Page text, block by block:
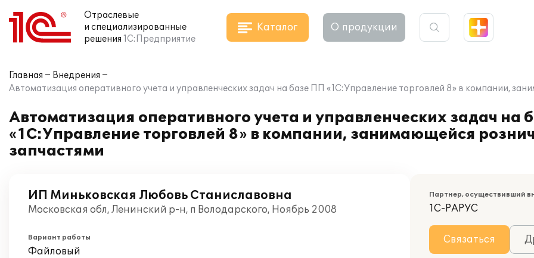
Отраслевые
и специализированные
решения 1С:Предприятие
Каталог О продукции
Главная
Внедрения
Автоматизация оперативного учета и управленческих задач на базе ПП «1С:Управление торговлей 8» в компании,
Автоматизация оперативного учета и управленческих задач на
«1С:Управление торговлей 8» в компании, занимающейся
запчастями
ИП Миньковская Любовь Станиславовна
Московская обл, Ленинский р-н, п Володарского, Ноябрь 2008
Вариант работы
Файловый
Партнер, осуществивший
1С-РАРУС
Связаться